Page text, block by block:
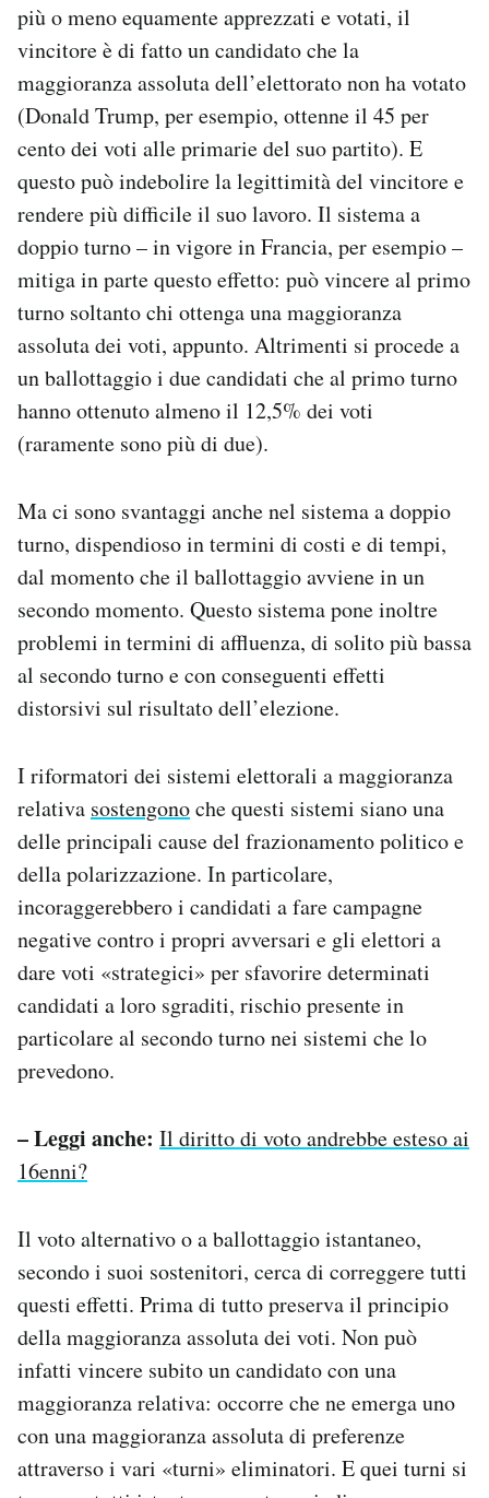
più o meno equamente apprezzati e votati, il
vincitore è di fatto un candidato che la
maggioranza assoluta dell’elettorato non ha votato
(Donald Trump, per esempio, ottenne il 45 per
cento dei voti alle primarie del suo partito). E
questo può indebolire la legittimità del vincitore e
rendere più difficile il suo lavoro. Il sistema a
doppio turno – in vigore in Francia, per esempio –
mitiga in parte questo effetto: può vincere al primo
turno soltanto chi ottenga una maggioranza
assoluta dei voti, appunto. Altrimenti si procede a
un ballottaggio i due candidati che al primo turno
hanno ottenuto almeno il 12,5% dei voti
(raramente sono più di due).
Ma ci sono svantaggi anche nel sistema a doppio
turno, dispendioso in termini di costi e di tempi,
dal momento che il ballottaggio avviene in un
secondo momento. Questo sistema pone inoltre
problemi in termini di affluenza, di solito più bassa
al secondo turno e con conseguenti effetti
distorsivi sul risultato dell’elezione.
I riformatori dei sistemi elettorali a maggioranza
relativa sostengonoche questi sistemi siano una
delle principali cause del frazionamento politico e
della polarizzazione. In particolare,
incoraggerebbero i candidati a fare campagne
negative contro i propri avversari e gli elettori a
dare voti «strategici» per sfavorire determinati
candidati a loro sgraditi, rischio presente in
particolare al secondo turno nei sistemi che lo
prevedono.
– Leggi anche: Il diritto di voto andrebbe esteso ai
16enni?
Il voto alternativo o a ballottaggio istantaneo,
secondo i suoi sostenitori, cerca di correggere tutti
questi effetti. Prima di tutto preserva il principio
della maggioranza assoluta dei voti. Non può
infatti vincere subito un candidato con una
maggioranza relativa: occorre che ne emerga uno
con una maggioranza assoluta di preferenze
attraverso i vari «turni» eliminatori. E quei turni si